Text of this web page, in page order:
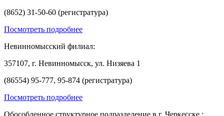
(8652) 31-50-60 (регистратура)
Посмотреть подробнее
Невинномысский филиал:
357107, г. Невинномысск, ул. Низяева 1
(86554) 95-777, 95-874 (регистратура)
Посмотреть подробнее
Обособленное структурное подразделение в г. Черкесске :